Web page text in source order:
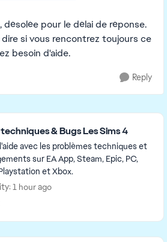
, désolée pour le délai de réponse.
si vous rencontrez toujours ce
besoin d'aide.
Reply
& Bugs Les Sims 4
avec les problèmes techniques et
sur EA App, Steam, Epic, PC,
et Xbox.
1 hour ago